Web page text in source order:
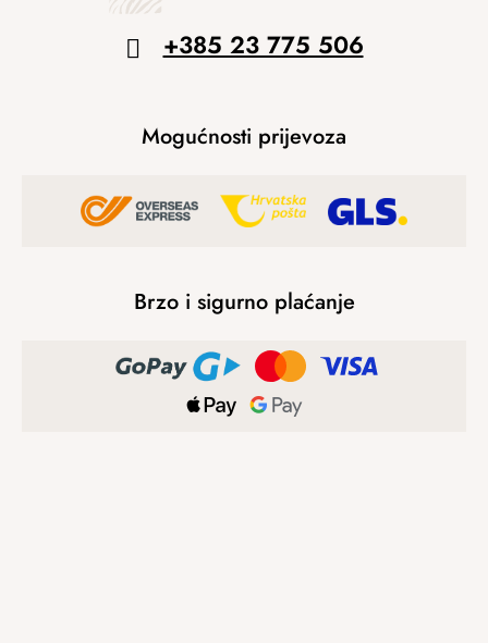
+385 23 775 506
Mogućnosti prijevoza
Brzo i sigurno plaćanje